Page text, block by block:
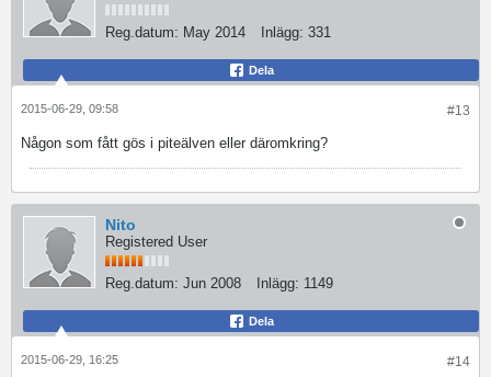
Reg.datum: May 2014 Inlägg: 331
Dela
#13
2015-06-29, 09:58
Någon som fått gös i piteälven eller däromkring?
Nito
Registered User
Reg.datum: Jun 2008 Inlägg: 1149
Dela
#14
2015-06-29, 16:25